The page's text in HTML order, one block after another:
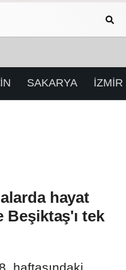
SAKARYA İZMİR
hayat
Beşiktaş'ı tek